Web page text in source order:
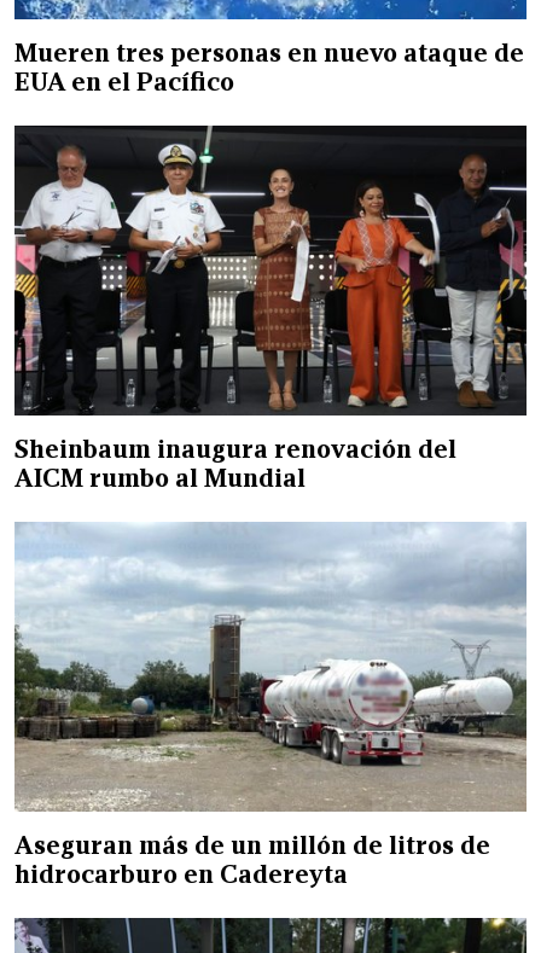
Mueren tres personas en nuevo ataque de
EUA en el Pacífico
Sheinbaum inaugura renovación del
AICM rumbo al Mundial
Aseguran más de un millón de litros de
hidrocarburo en Cadereyta